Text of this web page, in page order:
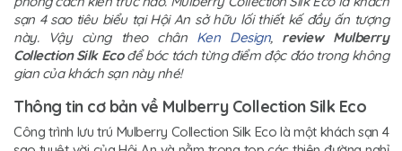
sạn 4 sao tiêu biểu tại Hội An sở hữu lối thiết kế đầy ấn tượng
này. Vậy cùng theo chân Ken Design, review Mulberry
Collection Silk Ecođể bóc tách từng điểm độc đáo trong không
gian của khách sạn này nhé!
Thông tin cơ bản về Mulberry Collection Silk Eco
Công trình lưu trú Mulberry Collection Silk Eco là một khách sạn 4